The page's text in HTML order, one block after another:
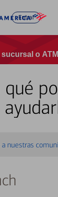
Entrar
o ATM
qué
a nuestras